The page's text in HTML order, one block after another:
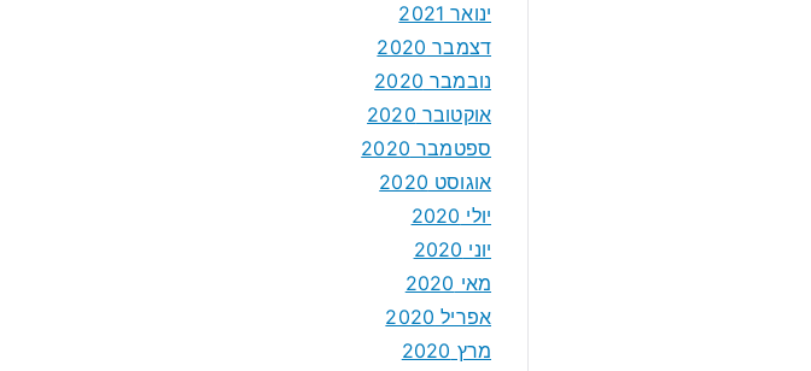
ינואר 2021
דצמבר 2020
נובמבר 2020
אוקטובר 2020
ספטמבר 2020
אוגוסט 2020
יולי 2020
יוני 2020
מאי 2020
אפריל 2020
מרץ 2020